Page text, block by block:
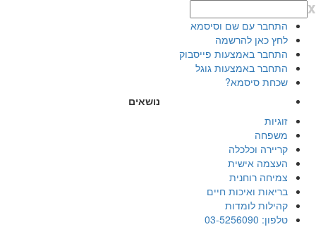
x
התחבר עם שם וסיסמא
לחץ כאן להרשמה
התחבר באמצעות פייסבוק
התחבר באמצעות גוגל
שכחת סיסמא?
נושאים
זוגיות
משפחה
קריירה וכלכלה
העצמה אישית
צמיחה רוחנית
בריאות ואיכות חיים
קהילות לומדות
טלפון: 03-5256090